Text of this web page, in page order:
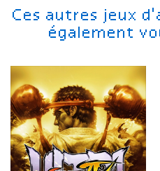
Ces autres jeux
également